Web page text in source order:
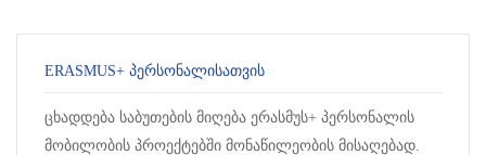
ERASMUS+ ᲞᲔᲠᲡᲝᲜᲐᲚᲘᲡᲐᲗᲕᲘᲡ
ცხადდება საბუთების მიღება ერასმუს+ პერსონალის
მობილობის პროექტებში მონაწილეობის მისაღებად.